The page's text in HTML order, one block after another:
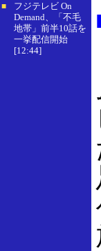
■
フジテレビ On
Demand、「不毛
地帯」前半10話を
一挙配信開始
[12:44]